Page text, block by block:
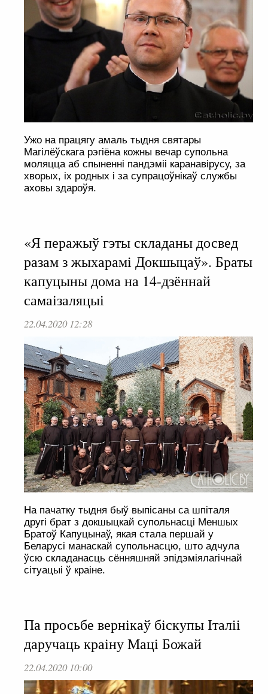
Ужо на працягу амаль тыдня святары
Магілёўскага рэгіёна кожны вечар супольна
моляцца аб спыненні пандэміі каранавірусу, за
хворых, іх родных і за супрацоўнікаў службы
аховы здароўя.
«Я перажыў гэты складаны досвед
разам з жыхарамі Докшыцаў». Браты
капуцыны дома на 14-дзённай
самаізаляцыі
22.04.2020 12:28
На пачатку тыдня быў выпісаны са шпіталя
другі брат з докшыцкай супольнасці Меншых
Братоў Капуцынаў, якая стала першай у
Беларусі манаскай супольнасцю, што адчула
ўсю складанасць сённяшняй эпідэміялагічнай
сітуацыі ў краіне.
Па просьбе вернікаў біскупы Італіі
даручаць краіну Маці Божай
22.04.2020 10:00